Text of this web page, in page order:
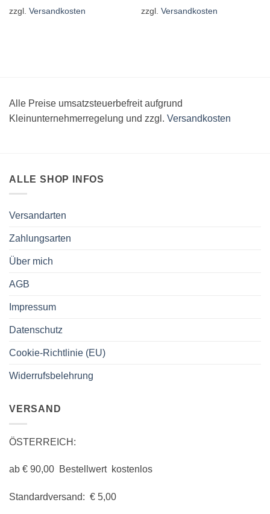
zzgl. Versandkosten zzgl. Versandkosten
Alle Preise umsatzsteuerbefreit aufgrund
Kleinunternehmerregelung und zzgl. Versandkosten
ALLE SHOP INFOS
Versandarten
Zahlungsarten
Über mich
AGB
Impressum
Datenschutz
Cookie-Richtlinie (EU)
Widerrufsbelehrung
VERSAND
ÖSTERREICH:
ab € 90,00 Bestellwert kostenlos
Standardversand: € 5,00